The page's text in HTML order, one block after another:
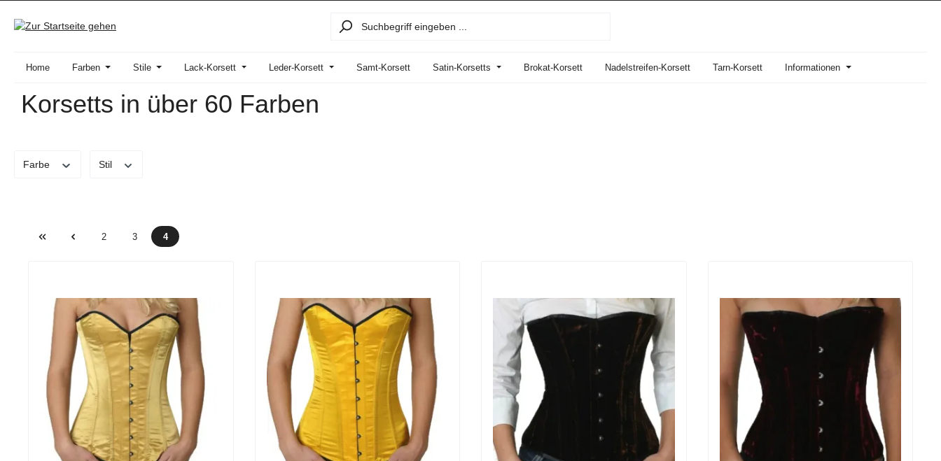
Home Farben Stile Lack-Korsett Leder-Korsett Samt-Korsett Satin-Korsetts Brokat-Korsett Nadelstreifen-Korsett Tarn-Korsett Informationen
Korsetts in über 60 Farben
Farbe Stil
Seite
2 Seite
3 Seite
4